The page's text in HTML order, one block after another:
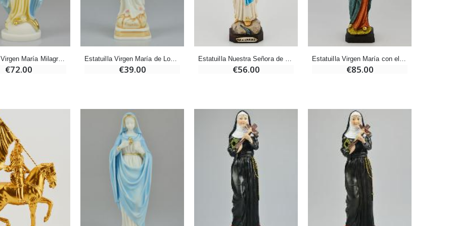
-20%
€15.00 €12.00
-10%
€5.50 €4.95
€21.90
€130.00
Estatuilla Virgen María Milagrosa de Alabastro Pintada a Mano - 23 cm
€72.00
Estatuilla Virgen María de Lourdes de Alabastro Pintada a Mano - 20 cm
€39.00
Estatuilla Nuestra Señora de Lourdes Policromada Pintada a Mano - 20 cm
€56.00
Estatuilla Virgen María con el Niño Jesús Policromada Pintada a Mano - 25 cm
€85.00